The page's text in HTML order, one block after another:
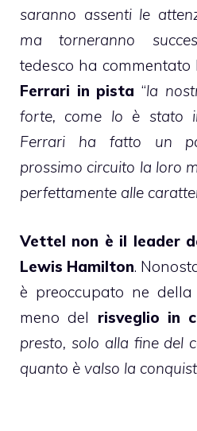
saranno assenti le
ma torneranno
tedesco ha commentato
Ferrari in pista “la
forte, come lo è stato
Ferrari ha fatto un
prossimo circuito la loro
perfettamente alle
Vettel non è il leader
Lewis Hamilton.
è preoccupato ne della
meno del risveglio in
presto, solo alla fine del
quanto è valso la